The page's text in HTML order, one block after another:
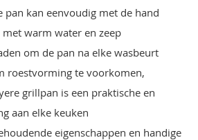
pan kan eenvoudig met de hand
warm water en zeep
om de pan na elke wasbeurt
roestvorming te voorkomen,
grillpan is een praktische en
aan elke keuken
eigenschappen en handige